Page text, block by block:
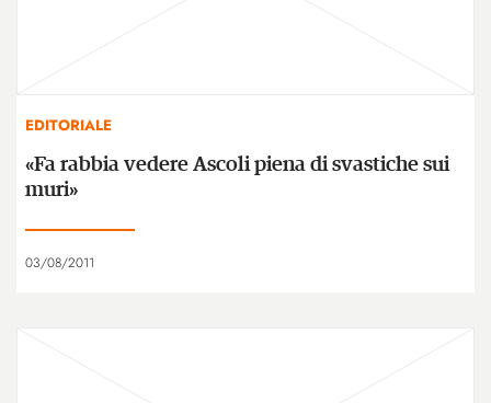
EDITORIALE
«Fa rabbia vedere Ascoli piena di svastiche sui
muri»
03/08/2011